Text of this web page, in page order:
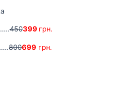
450399 грн.
800699 грн.